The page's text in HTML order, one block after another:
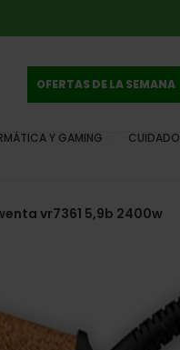
OFERTAS DE LA SEMANA
Y GAMING CUIDADO
vr7361 5,9b 2400w